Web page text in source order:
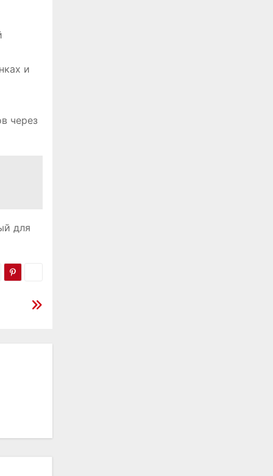
и
через
для